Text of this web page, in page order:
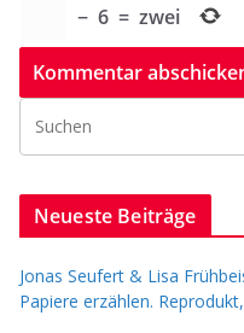
− 6 = zwei
Neueste Beiträge
Jonas Seufert & Lisa
Papiere erzählen.